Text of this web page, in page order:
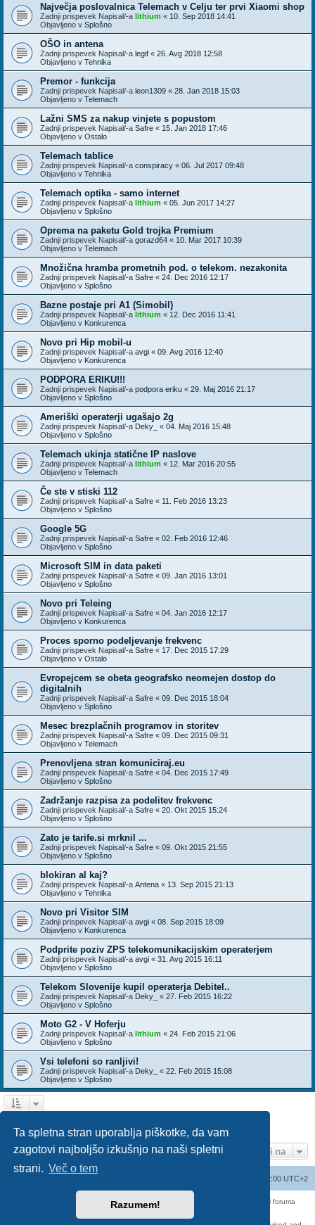
Ta spletna stran uporablja piškotke, da vam
zagotovi najboljšo izkušnjo na naši spletni
strani. Več o tem
Razumem!
Največja poslovalnica Telemach v Celju ter prvi Xiaomi shop
Zadnji prispevek Napisal/-a lithium « 10. Sep 2018 14:41
Objavljeno v Splošno
OŠO in antena
Zadnji prispevek Napisal/-a legif « 26. Avg 2018 12:58
Objavljeno v Tehnika
Premor - funkcija
Zadnji prispevek Napisal/-a leon1309 « 28. Jan 2018 15:03
Objavljeno v Telemach
Lažni SMS za nakup vinjete s popustom
Zadnji prispevek Napisal/-a Safre « 15. Jan 2018 17:46
Objavljeno v Ostalo
Telemach tablice
Zadnji prispevek Napisal/-a conspiracy « 06. Jul 2017 09:48
Objavljeno v Tehnika
Telemach optika - samo internet
Zadnji prispevek Napisal/-a lithium « 05. Jun 2017 14:27
Objavljeno v Splošno
Oprema na paketu Gold trojka Premium
Zadnji prispevek Napisal/-a gorazd64 « 10. Mar 2017 10:39
Objavljeno v Telemach
Množična hramba prometnih pod. o telekom. nezakonita
Zadnji prispevek Napisal/-a Safre « 24. Dec 2016 12:17
Objavljeno v Splošno
Bazne postaje pri A1 (Simobil)
Zadnji prispevek Napisal/-a lithium « 12. Dec 2016 11:41
Objavljeno v Konkurenca
Novo pri Hip mobil-u
Zadnji prispevek Napisal/-a avgi « 09. Avg 2016 12:40
Objavljeno v Konkurenca
PODPORA ERIKU!!!
Zadnji prispevek Napisal/-a podpora eriku « 29. Maj 2016 21:17
Objavljeno v Splošno
Ameriški operaterji ugašajo 2g
Zadnji prispevek Napisal/-a Deky_ « 04. Maj 2016 15:48
Objavljeno v Splošno
Telemach ukinja statične IP naslove
Zadnji prispevek Napisal/-a lithium « 12. Mar 2016 20:55
Objavljeno v Telemach
Če ste v stiski 112
Zadnji prispevek Napisal/-a Safre « 11. Feb 2016 13:23
Objavljeno v Splošno
Google 5G
Zadnji prispevek Napisal/-a Safre « 02. Feb 2016 12:46
Objavljeno v Splošno
Microsoft SIM in data paketi
Zadnji prispevek Napisal/-a Safre « 09. Jan 2016 13:01
Objavljeno v Splošno
Novo pri Teleing
Zadnji prispevek Napisal/-a Safre « 04. Jan 2016 12:17
Objavljeno v Konkurenca
Proces sporno podeljevanje frekvenc
Zadnji prispevek Napisal/-a Safre « 17. Dec 2015 17:29
Objavljeno v Ostalo
Evropejcem se obeta geografsko neomejen dostop do
digitalnih
Zadnji prispevek Napisal/-a Safre « 09. Dec 2015 18:04
Objavljeno v Splošno
Mesec brezplačnih programov in storitev
Zadnji prispevek Napisal/-a Safre « 09. Dec 2015 09:31
Objavljeno v Telemach
Prenovljena stran komuniciraj.eu
Zadnji prispevek Napisal/-a Safre « 04. Dec 2015 17:49
Objavljeno v Splošno
Zadržanje razpisa za podelitev frekvenc
Zadnji prispevek Napisal/-a Safre « 20. Okt 2015 15:24
Objavljeno v Splošno
Zato je tarife.si mrknil ...
Zadnji prispevek Napisal/-a Safre « 09. Okt 2015 21:55
Objavljeno v Splošno
blokiran al kaj?
Zadnji prispevek Napisal/-a Antena « 13. Sep 2015 21:13
Objavljeno v Tehnika
Novo pri Visitor SIM
Zadnji prispevek Napisal/-a avgi « 08. Sep 2015 18:09
Objavljeno v Konkurenca
Podprite poziv ZPS telekomunikacijskim operaterjem
Zadnji prispevek Napisal/-a avgi « 31. Avg 2015 16:11
Objavljeno v Splošno
Telekom Slovenije kupil operaterja Debitel..
Zadnji prispevek Napisal/-a Deky_ « 27. Feb 2015 16:22
Objavljeno v Splošno
Moto G2 - V Hoferju
Zadnji prispevek Napisal/-a lithium « 24. Feb 2015 21:06
Objavljeno v Splošno
Vsi telefoni so ranljivi!
Zadnji prispevek Napisal/-a Deky_ « 22. Feb 2015 15:08
Objavljeno v Splošno
Pojdi na
Vsi časi so UTC+02:00 UTC+2
Forum070 je neuradni forum uporabnikov operaterja Telemach. Administratorji foruma
nimamo nobene povezave s podjetjem Telemach d.o.o.
Za vse objavljene prispevke odgovarjajo izključno njihovi avtorji.